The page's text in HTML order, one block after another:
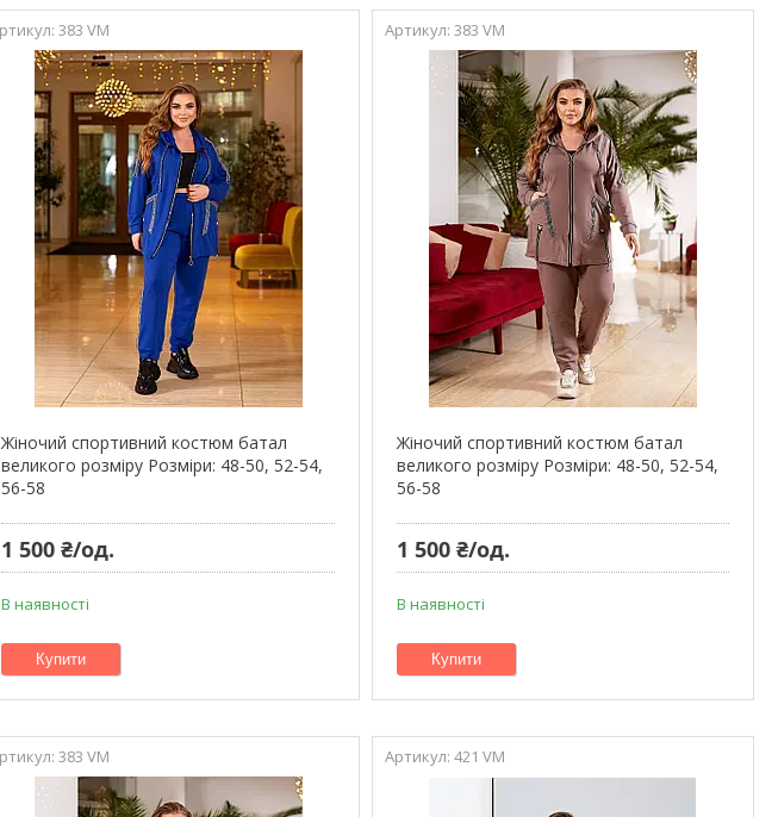
383 VM
Жіночий спортивний костюм батал
великого розміру Розміри: 48-50, 52-54,
56-58
1 500 ₴/од.
В наявності
Купити
383 VM
Жіночий спортивний костюм батал
великого розміру Розміри: 48-50, 52-54,
56-58
1 500 ₴/од.
В наявності
Купити
383 VM 421 VM